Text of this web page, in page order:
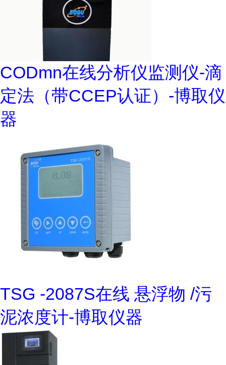
CODmn在线分析仪监测仪-滴
定法（带CCEP认证）-博取仪
器
TSG -2087S在线 悬浮物 /污
泥浓度计-博取仪器